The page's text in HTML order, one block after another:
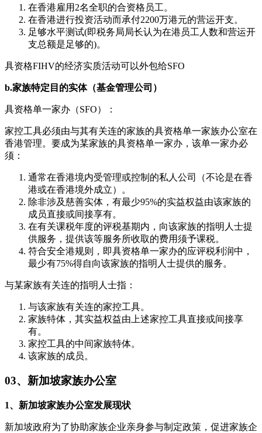
在香港雇用2名全职的合资格员工。
在香港进行投资活动而承付2200万港元的营运开支。
足够水平测试(即税务局局长认为在港员工人数和营运开
支总额是足够的)。
具资格FIHV的经济实质活动可以外包给SFO
b.家族特定目的实体（基金管理公司）
具资格单一家办（SFO）：
家控工具必须由与其有关连的家族的具资格单一家族办公室在
香港管理。要成为某家族的具资格单一家办，该单一家办必
须：
通常在香港境内受管理或控制的私人公司（不论是在香
港或在香港境外成立）。
除非涉及慈善实体，有最少95%的实益权益由该家族的
成员直接或间接享有。
在有关课税年度的评税基期内，向该家族的指明人士提
供服务，提供该等服务所收取的费用须予课税。
符合安全港规则，即具资格单一家办的应评税利润中，
最少有75%得自向该家族的指明人士提供的服务。
与某家族有关连的指明人士指：
与该家族有关连的家控工具。
家族特体，其实益权益由上述家控工具直接或间接享
有。
家控工具的中间家族特体。
该家族的成员。
03、新加坡家族办公室
1、新加坡家族办公室发展现状
新加坡政府为了协助家族企业亲身参与制定政策，促进家族企